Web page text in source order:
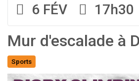
6 FÉV 17h30
Mur d'escalade à
Sports